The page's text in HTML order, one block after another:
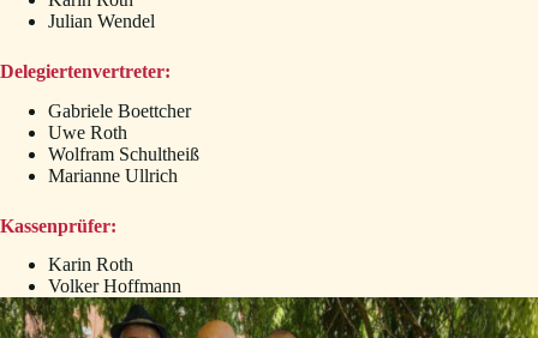
Julian Wendel
Delegiertenvertreter:
Gabriele Boettcher
Uwe Roth
Wolfram Schultheiß
Marianne Ullrich
Kassenprüfer:
Karin Roth
Volker Hoffmann